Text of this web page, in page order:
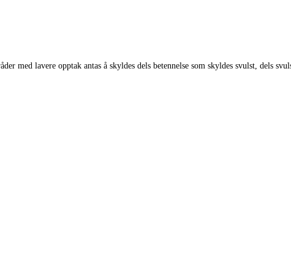
med lavere opptak antas å skyldes dels betennelse som skyldes svulst, dels